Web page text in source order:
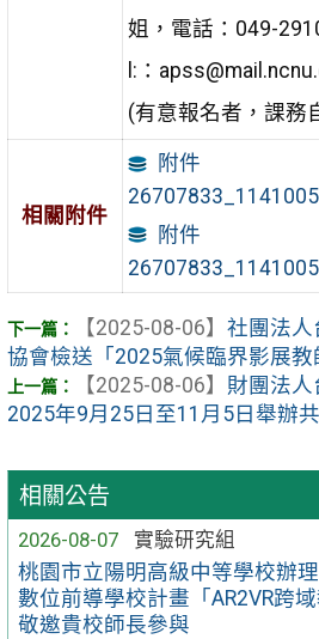
相關公告
2026-08-07
實驗研究組
桃園市立陽明高級中等學校辦
數位前導學校計畫「AR2VR跨
敬邀貴校師長參與
姐，電話：049-
l:：
(有意報名者，課務
相關附件
附件
附件
【2025-08-06】 社團法人
協會檢送「2025氣候臨界影展教
【2025-08-06】 財團法
2025年9月25日至11月5日舉辦